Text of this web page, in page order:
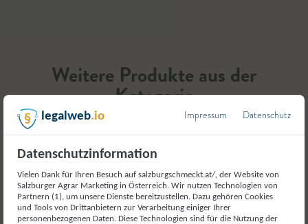
Weitere Produkte aus der
Kategorie
Fleisch und Fleischerzeugnisse
legalweb.io Impressum Datenschutz
Datenschutzinformation
Vielen Dank für Ihren Besuch auf salzburgschmeckt.at/, der Website von
Salzburger Agrar Marketing in Österreich. Wir nutzen Technologien von
Partnern (1), um unsere Dienste bereitzustellen. Dazu gehören Cookies
und Tools von Drittanbietern zur Verarbeitung einiger Ihrer
personenbezogenen Daten. Diese Technologien sind für die Nutzung der